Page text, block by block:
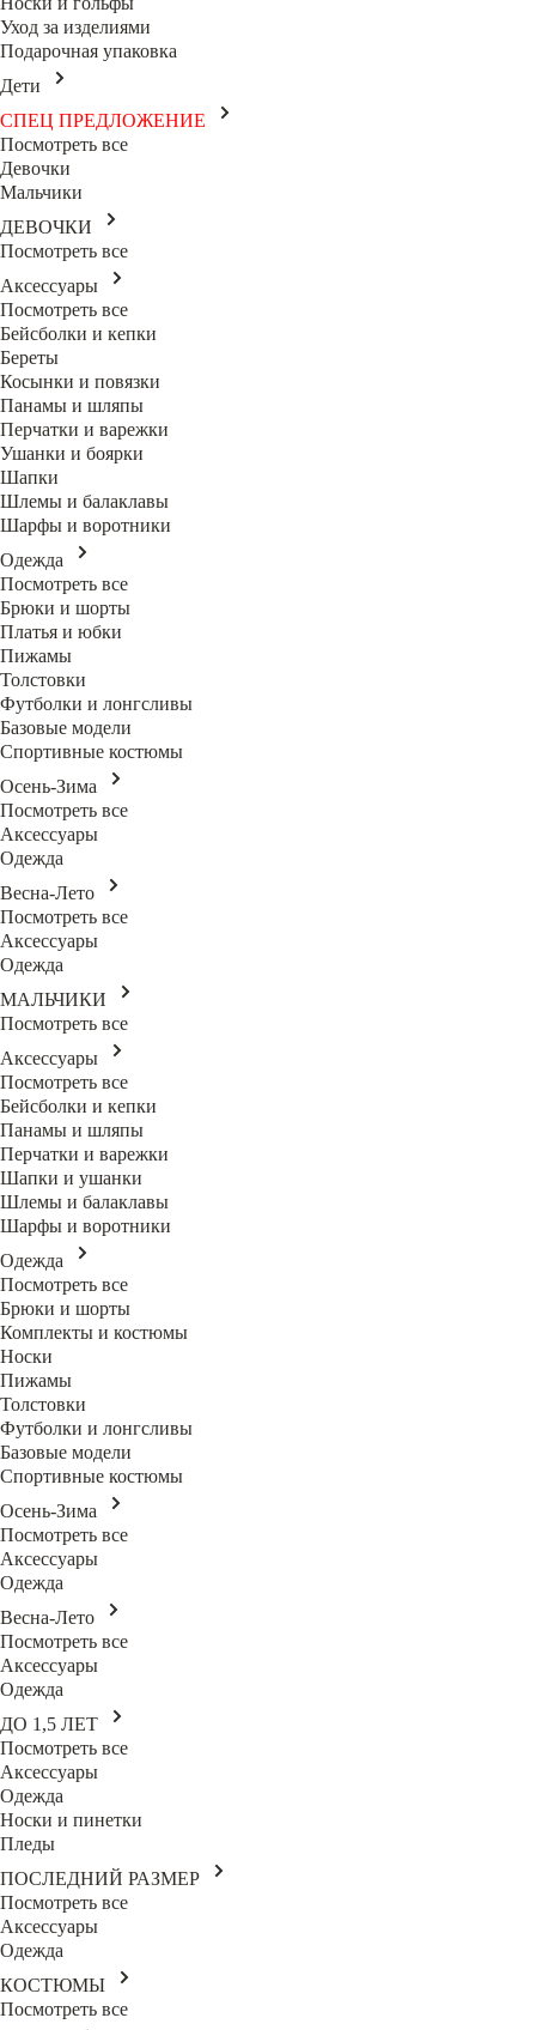
Уход за изделиями
Подарочная упаковка
Дети
СПЕЦ ПРЕДЛОЖЕНИЕ
Посмотреть все
Девочки
Мальчики
ДЕВОЧКИ
Посмотреть все
Аксессуары
Посмотреть все
Бейсболки и кепки
Береты
Косынки и повязки
Панамы и шляпы
Перчатки и варежки
Ушанки и боярки
Шапки
Шлемы и балаклавы
Шарфы и воротники
Одежда
Посмотреть все
Брюки и шорты
Платья и юбки
Пижамы
Толстовки
Футболки и лонгсливы
Базовые модели
Спортивные костюмы
Осень-Зима
Посмотреть все
Аксессуары
Одежда
Весна-Лето
Посмотреть все
Аксессуары
Одежда
МАЛЬЧИКИ
Посмотреть все
Аксессуары
Посмотреть все
Бейсболки и кепки
Панамы и шляпы
Перчатки и варежки
Шапки и ушанки
Шлемы и балаклавы
Шарфы и воротники
Одежда
Посмотреть все
Брюки и шорты
Комплекты и костюмы
Носки
Пижамы
Толстовки
Футболки и лонгсливы
Базовые модели
Спортивные костюмы
Осень-Зима
Посмотреть все
Аксессуары
Одежда
Весна-Лето
Посмотреть все
Аксессуары
Одежда
ДО 1,5 ЛЕТ
Посмотреть все
Аксессуары
Одежда
Носки и пинетки
Пледы
ПОСЛЕДНИЙ РАЗМЕР
Посмотреть все
Аксессуары
Одежда
КОСТЮМЫ
Посмотреть все